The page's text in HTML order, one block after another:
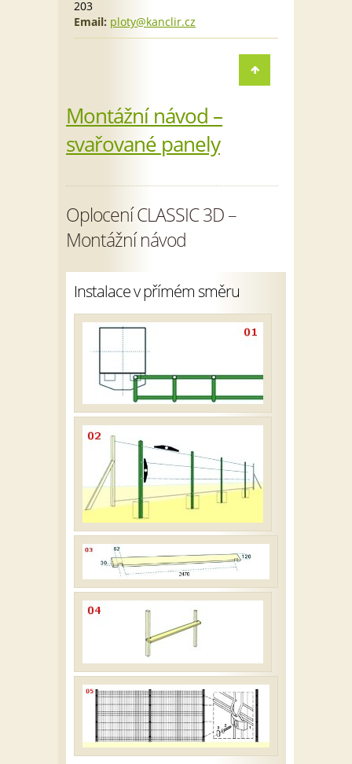
203
Email: ploty@kanclir.cz
Montážní návod –
svařované panely
Oplocení CLASSIC 3D –
Montážní návod
Instalace v přímém směru